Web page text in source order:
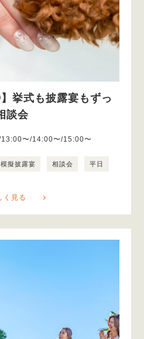
挙式も披露宴もずっ
談会
〜/14:00〜/15:00〜
模擬披露宴 相談会 平日
く見る